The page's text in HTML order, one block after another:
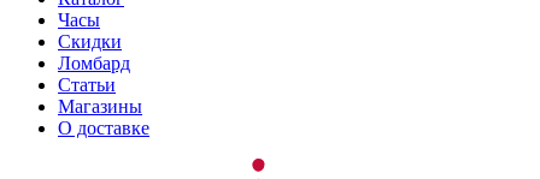
Часы
Скидки
Ломбард
Статьи
Магазины
О доставке